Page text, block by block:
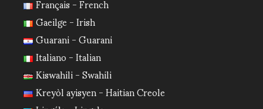
Gaeilge - Irish
Guarani - Guarani
Italiano - Italian
Kiswahili - Swahili
Kreyòl ayisyen - Haitian Creole